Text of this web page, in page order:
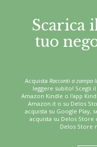
Scarica
tuo
Acquista Racconti a zampa
leggere subito! Scegli
Amazon Kindle o l'app
Amazon.it o su Delos
acquista su Google Play,
acquista su Delos
Delos Store